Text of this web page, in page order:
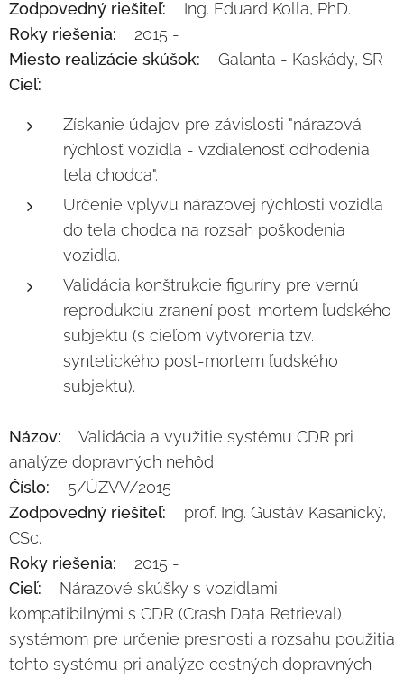
Zodpovedný riešiteľ: Ing. Eduard Kolla, PhD.
Roky riešenia: 2015 -
Miesto realizácie skúšok: Galanta - Kaskády, SR
Cieľ:
Získanie údajov pre závislosti "nárazová
rýchlosť vozidla - vzdialenosť odhodenia
tela chodca".
Určenie vplyvu nárazovej rýchlosti vozidla
do tela chodca na rozsah poškodenia
vozidla.
Validácia konštrukcie figuríny pre vernú
reprodukciu zranení post-mortem ľudského
subjektu (s cieľom vytvorenia tzv.
syntetického post-mortem ľudského
subjektu).
Názov: Validácia a využitie systému CDR pri
analýze dopravných nehôd
Číslo: 5/ÚZVV/2015
Zodpovedný riešiteľ: prof. Ing. Gustáv Kasanický,
CSc.
Roky riešenia: 2015 -
Cieľ:
Nárazové skúšky s vozidlami
kompatibilnými s CDR (Crash Data Retrieval)
systémom pre určenie presnosti a rozsahu použitia
tohto systému pri analýze cestných dopravných